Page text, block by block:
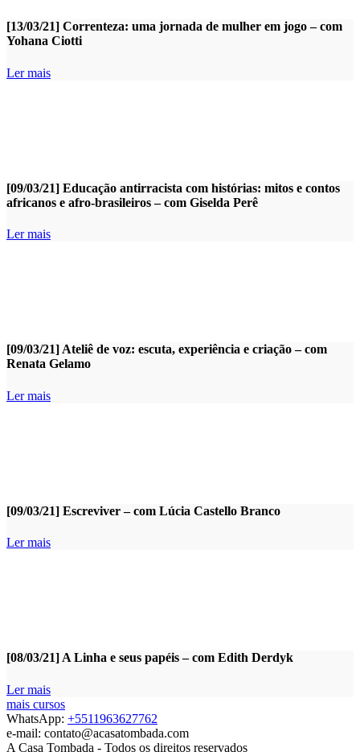
[13/03/21] Correnteza: uma jornada de mulher em jogo – com
Yohana Ciotti
Ler mais
[09/03/21] Educação antirracista com histórias: mitos e contos
africanos e afro-brasileiros – com Giselda Perê
Ler mais
[09/03/21] Ateliê de voz: escuta, experiência e criação – com
Renata Gelamo
Ler mais
[09/03/21] Escreviver – com Lúcia Castello Branco
Ler mais
[08/03/21] A Linha e seus papéis – com Edith Derdyk
Ler mais
mais cursos
WhatsApp: +5511963627762
e-mail: contato@acasatombada.com
A Casa Tombada - Todos os direitos reservados